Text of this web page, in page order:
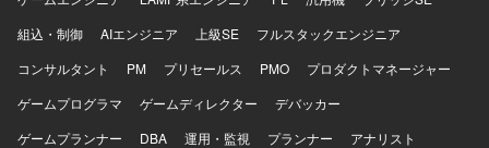
となります。AWS上のLambdaやECSを活用したシステム構
成となります。Git/GitHubを用いたモダンなチーム開発を行
っています。AIエディター（CursorもしくはKiro）などのAI
ツールを積極的に活用した開発環境です。
組込・制御
AIエンジニア 上級SE
フルスタックエンジニア
コンサルタント
PM プリセールス PMO
プロダクトマネージャー
ゲームプログラマ
ゲームディレクター
デバッカー
ゲームプランナー
DBA 運用・監視 プランナー
アナリスト